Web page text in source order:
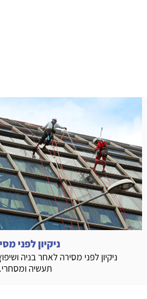
ניקיון לפני
ניקיון לפני מסירה לאחר בניה
תעשיה ומסחרי.